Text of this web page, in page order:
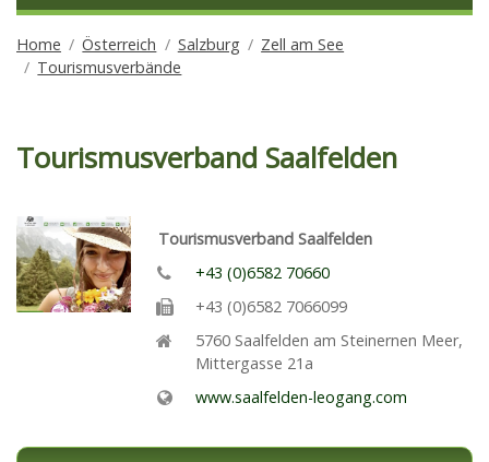
Home Österreich Salzburg
Zell am See
Tourismusverbände
Tourismusverband Saalfelden
Tourismusverband Saalfelden
+43 (0)6582 70660
+43 (0)6582 7066099
5760 Saalfelden am Steinernen Meer,
Mittergasse 21a
www.saalfelden-leogang.com